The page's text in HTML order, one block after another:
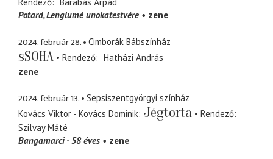
Rendező
Barabás Árpád
Potard Lenglumé unokatestvére zene
2024. február 28. Cimborák Bábszínház
sSOHA Rendező
Hatházi András
zene
2024. február 13.
Sepsiszentgyörgyi színház
Kovács Viktor - Kovács Dominik Jégtorta
Rendező
Szilvay Máté
Bangamarci - 58 éves
zene